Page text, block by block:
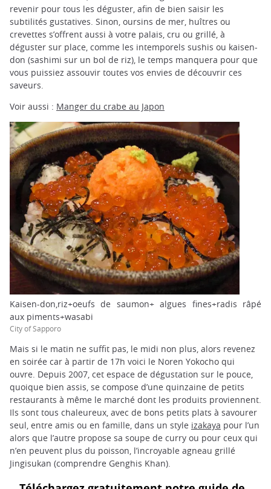
revenir pour tous les déguster, afin de bien saisir les
subtilités gustatives. Sinon, oursins de mer, huîtres ou
crevettes s’offrent aussi à votre palais, cru ou grillé, à
déguster sur place, comme les intemporels sushis ou kaisen-
don (sashimi sur un bol de riz), le temps manquera pour que
vous puissiez assouvir toutes vos envies de découvrir ces
saveurs.
Voir aussi : Manger du crabe au Japon
Kaisen-don,riz+oeufs de saumon+ algues fines+radis râpé
aux piments+wasabi
City of Sapporo
Mais si le matin ne suffit pas, le midi non plus, alors revenez
en soirée car à partir de 17h voici le Noren Yokocho qui
ouvre. Depuis 2007, cet espace de dégustation sur le pouce,
quoique bien assis, se compose d’une quinzaine de petits
restaurants à même le marché dont les produits proviennent.
Ils sont tous chaleureux, avec de bons petits plats à savourer
seul, entre amis ou en famille, dans un style izakaya pour l’un
alors que l’autre propose sa soupe de curry ou pour ceux qui
n’en peuvent plus du poisson, l’incroyable agneau grillé
Jingisukan (comprendre Genghis Khan).